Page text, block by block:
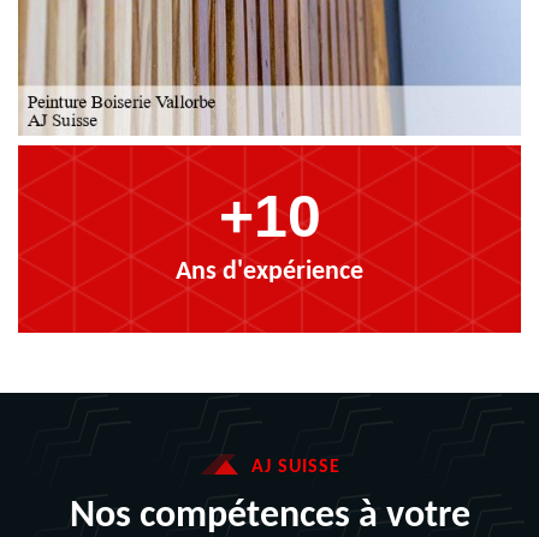
+10
Ans d'expérience
AJ SUISSE
Nos compétences à votre